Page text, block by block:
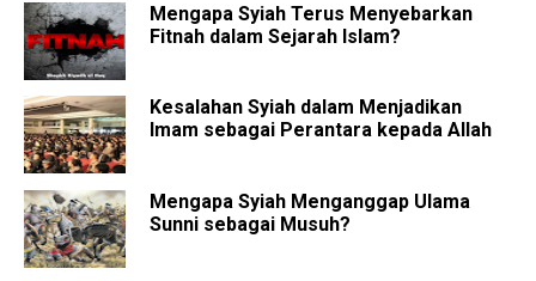
Mengapa Syiah Terus Menyebarkan
Fitnah dalam Sejarah Islam?
Kesalahan Syiah dalam Menjadikan
Imam sebagai Perantara kepada Allah
Mengapa Syiah Menganggap Ulama
Sunni sebagai Musuh?